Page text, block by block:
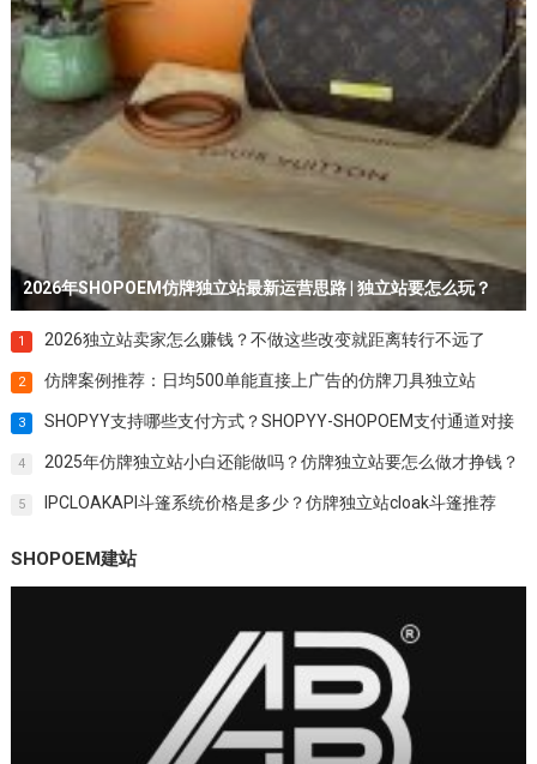
2026年SHOPOEM仿牌独立站最新运营思路 | 独立站要怎么玩？
1 2026独立站卖家怎么赚钱？不做这些改变就距离转行不远了
2 仿牌案例推荐：日均500单能直接上广告的仿牌刀具独立站
3 SHOPYY支持哪些支付方式？SHOPYY-SHOPOEM支付通道对接
4 2025年仿牌独立站小白还能做吗？仿牌独立站要怎么做才挣钱？
5 IPCLOAKAPI斗篷系统价格是多少？仿牌独立站cloak斗篷推荐
SHOPOEM建站